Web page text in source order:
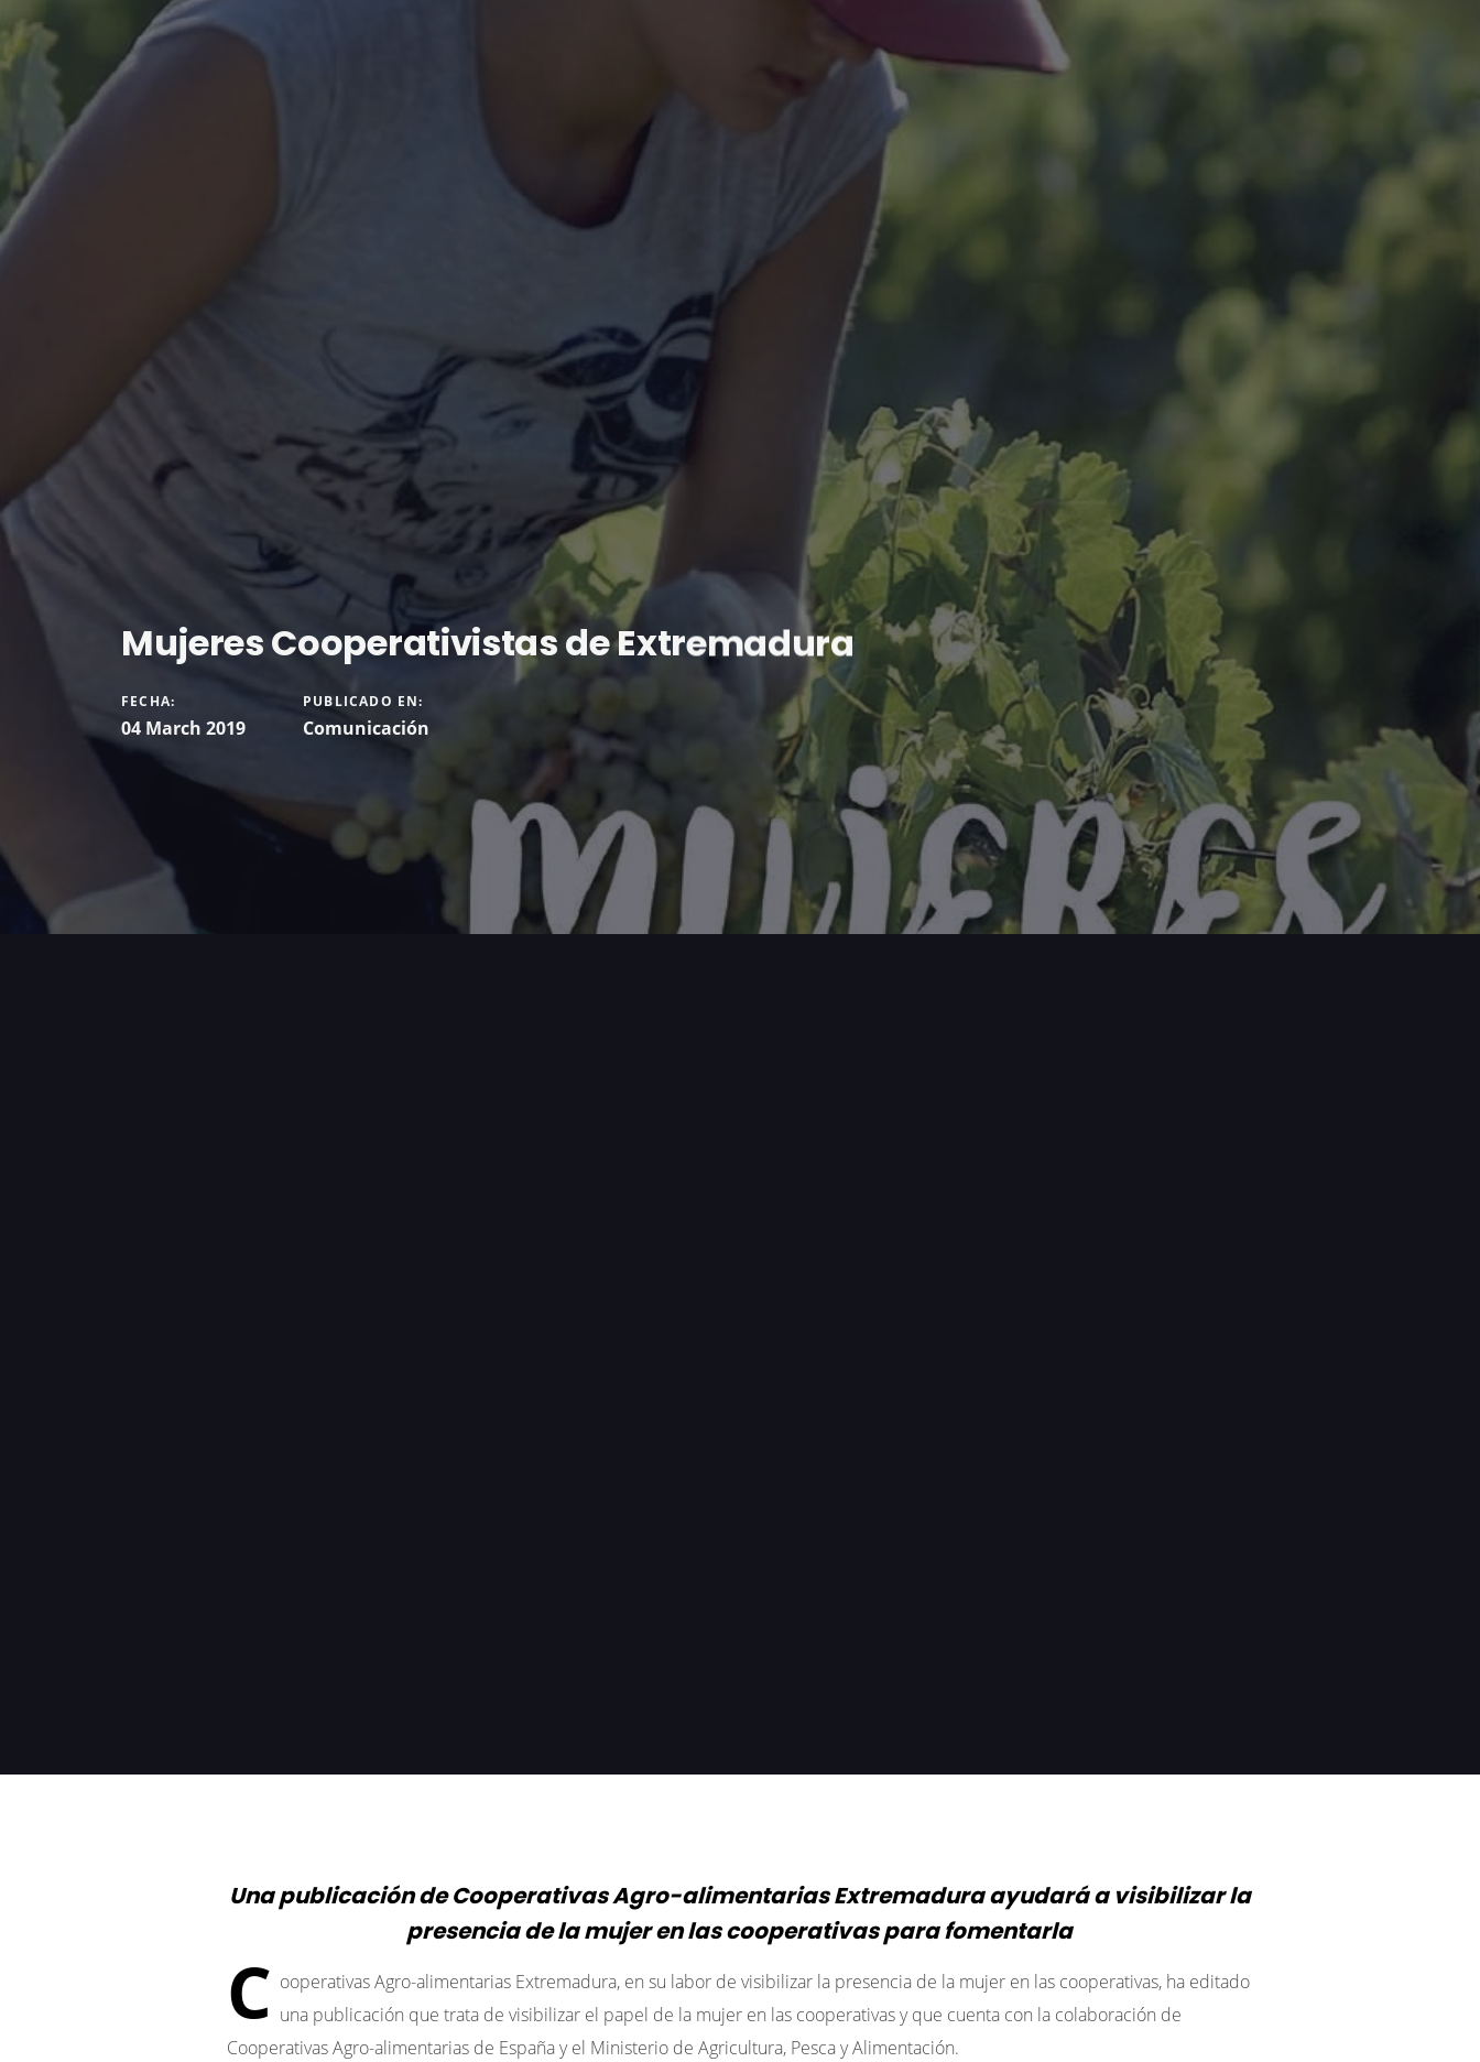
Mujeres Cooperativistas de Extremadura
FECHA:
04 March 2019
PUBLICADO EN:
Comunicación
Una publicación de Cooperativas Agro-alimentarias Extremadura ayudará a visibilizar la
presencia de la mujer en las cooperativas para fomentarla
C ooperativas Agro-alimentarias Extremadura, en su labor de visibilizar la presencia de la mujer en las cooperativas, ha editado
una publicación que trata de visibilizar el papel de la mujer en las cooperativas y que cuenta con la colaboración de
Cooperativas Agro-alimentarias de España y el Ministerio de Agricultura, Pesca y Alimentación.